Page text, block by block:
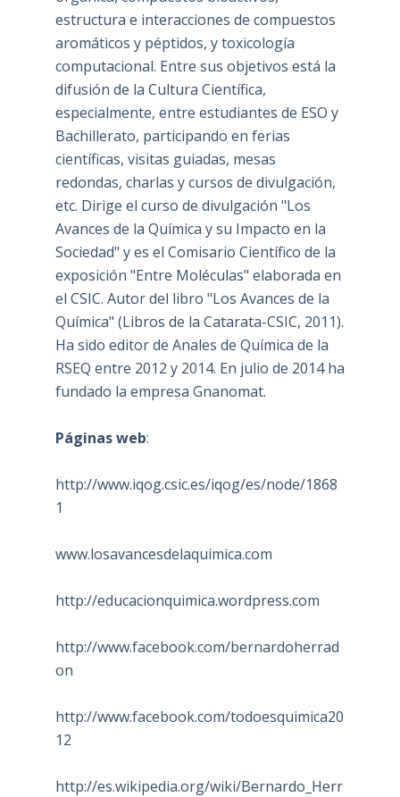
estructura e interacciones de compuestos
aromáticos y péptidos, y toxicología
computacional. Entre sus objetivos está la
difusión de la Cultura Científica,
especialmente, entre estudiantes de ESO y
Bachillerato, participando en ferias
científicas, visitas guiadas, mesas
redondas, charlas y cursos de divulgación,
etc. Dirige el curso de divulgación "Los
Avances de la Química y su Impacto en la
Sociedad" y es el Comisario Científico de la
exposición "Entre Moléculas" elaborada en
el CSIC. Autor del libro "Los Avances de la
Química" (Libros de la Catarata-CSIC, 2011).
Ha sido editor de Anales de Química de la
RSEQ entre 2012 y 2014. En julio de 2014 ha
fundado la empresa Gnanomat.
Páginas web:
http://www.iqog.csic.es/iqog/es/node/1868
1
www.losavancesdelaquimica.com
http://educacionquimica.wordpress.com
http://www.facebook.com/bernardoherrad
on
http://www.facebook.com/todoesquimica20
12
http://es.wikipedia.org/wiki/Bernardo_Herr